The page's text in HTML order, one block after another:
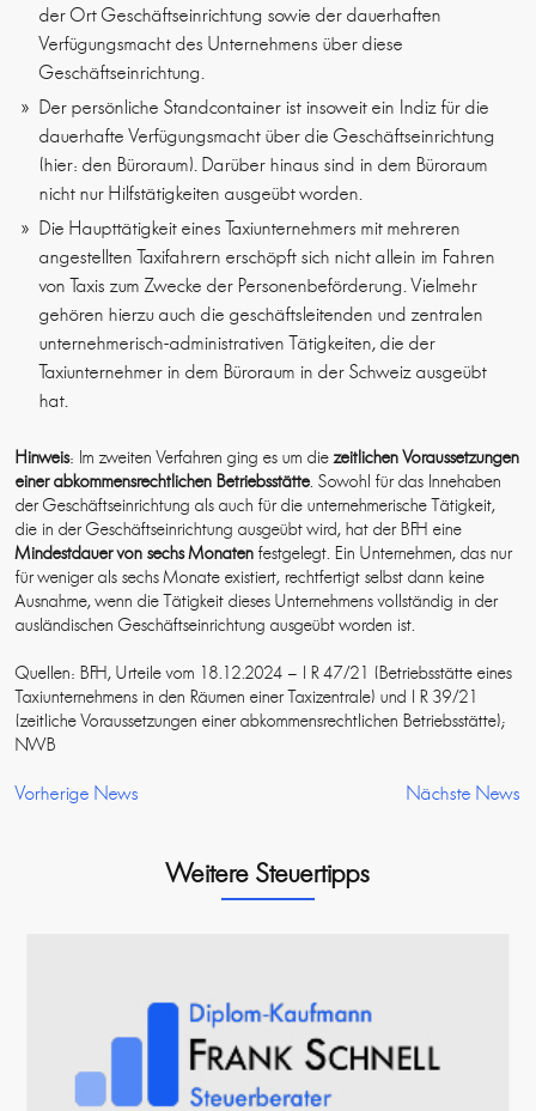
der Ort Geschäftseinrichtung sowie der dauerhaften
Verfügungsmacht des Unternehmens über diese
Geschäftseinrichtung.
Der persönliche Standcontainer ist insoweit ein Indiz für die
dauerhafte Verfügungsmacht über die Geschäftseinrichtung
(hier: den Büroraum). Darüber hinaus sind in dem Büroraum
nicht nur Hilfstätigkeiten ausgeübt worden.
Die Haupttätigkeit eines Taxiunternehmers mit mehreren
angestellten Taxifahrern erschöpft sich nicht allein im Fahren
von Taxis zum Zwecke der Personenbeförderung. Vielmehr
gehören hierzu auch die geschäftsleitenden und zentralen
unternehmerisch-administrativen Tätigkeiten, die der
Taxiunternehmer in dem Büroraum in der Schweiz ausgeübt
hat.
Hinweis: Im zweiten Verfahren ging es um diezeitlichen Voraussetzungen
einer abkommensrechtlichen Betriebsstätte. Sowohl für das Innehaben
der Geschäftseinrichtung als auch für die unternehmerische Tätigkeit,
die in der Geschäftseinrichtung ausgeübt wird, hat der BFH eine
Mindestdauer von sechs Monaten festgelegt. Ein Unternehmen, das nur
für weniger als sechs Monate existiert, rechtfertigt selbst dann keine
Ausnahme, wenn die Tätigkeit dieses Unternehmens vollständig in der
ausländischen Geschäftseinrichtung ausgeübt worden ist.
Quellen: BFH, Urteile vom 18.12.2024 – I R 47/21 (Betriebsstätte eines
Taxiunternehmens in den Räumen einer Taxizentrale) und I R 39/21
(zeitliche Voraussetzungen einer abkommensrechtlichen Betriebsstätte);
NWB
Vorherige News Nächste News
Weitere Steuertipps